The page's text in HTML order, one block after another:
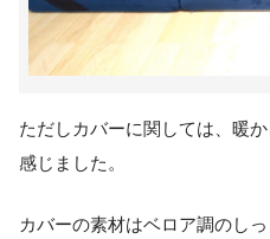
ただしカバーに関しては、暖
感じました。
カバーの素材はベロア調のしっ